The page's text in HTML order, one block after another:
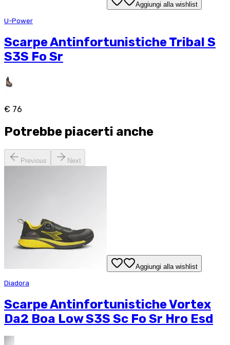
Aggiungi alla wishlist
U-Power
Scarpe Antinfortunistiche Tribal S
S3S Fo Sr
€ 76
Potrebbe piacerti anche
Previous Next
Aggiungi alla wishlist
Diadora
Scarpe Antinfortunistiche Vortex
Da2 Boa Low S3S Sc Fo Sr Hro Esd